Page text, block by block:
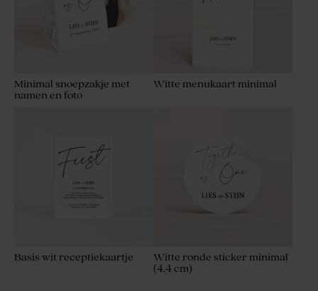
Minimal snoepzakje met
namen en foto
Witte menukaart minimal
Basis wit receptiekaartje
Witte ronde sticker minimal
(4,4 cm)